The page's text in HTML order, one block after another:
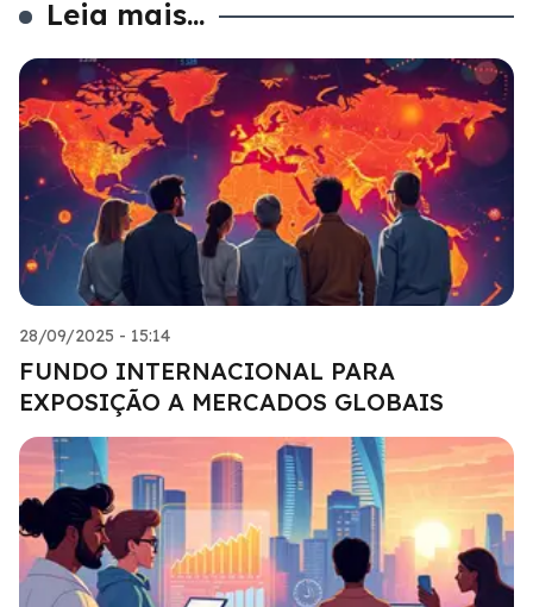
Leia mais...
28/09/2025 - 15:14
FUNDO INTERNACIONAL PARA
EXPOSIÇÃO A MERCADOS GLOBAIS